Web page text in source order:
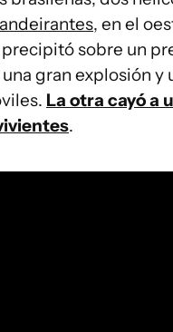
, en el
sobre un
gran explosión
La otra cayó a
.